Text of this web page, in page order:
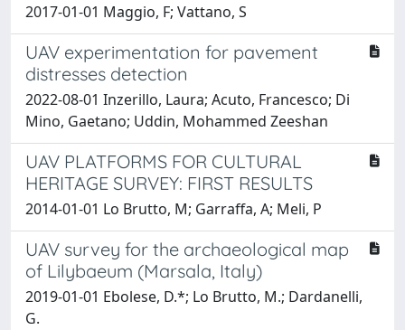
2017-01-01 Maggio, F; Vattano, S
UAV experimentation for pavement
distresses detection
2022-08-01 Inzerillo, Laura; Acuto, Francesco; Di
Mino, Gaetano; Uddin, Mohammed Zeeshan
UAV PLATFORMS FOR CULTURAL
HERITAGE SURVEY: FIRST RESULTS
2014-01-01 Lo Brutto, M; Garraffa, A; Meli, P
UAV survey for the archaeological map
of Lilybaeum (Marsala, Italy)
2019-01-01 Ebolese, D.*; Lo Brutto, M.; Dardanelli,
G.